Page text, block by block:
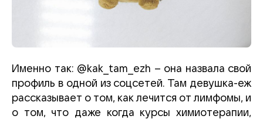
Именно так: @kak_tam_ezh – она назвала свой
профиль в одной из соцсетей. Там девушка-еж
рассказывает о том, как лечится от лимфомы, и
о том, что даже когда курсы химиотерапии,